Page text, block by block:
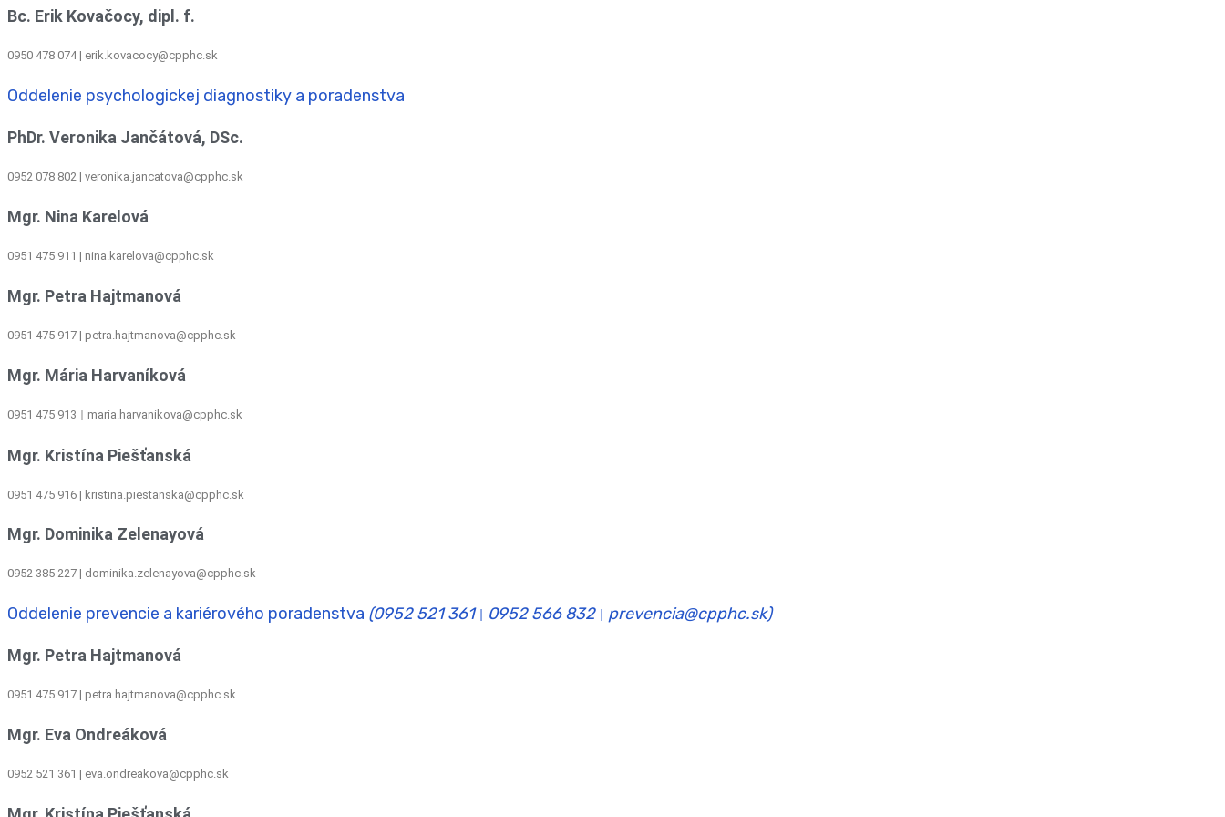
Bc. Erik Kovačocy, dipl. f.
0950 478 074 | erik.kovacocy@cpphc.sk
Oddelenie psychologickej diagnostiky a poradenstva
PhDr. Veronika Jančátová, DSc.
0952 078 802 | veronika.jancatova@cpphc.sk
Mgr. Nina Karelová
0951 475 911 | nina.karelova@cpphc.sk
Mgr. Petra Hajtmanová
0951 475 917 | petra.hajtmanova@cpphc.sk
Mgr. Mária Harvaníková
0951 475 913 maria.harvanikova@cpphc.sk
Mgr. Kristína Piešťanská
0951 475 916 | kristina.piestanska@cpphc.sk
Mgr. Dominika Zelenayová
0952 385 227 | dominika.zelenayova@cpphc.sk
Oddelenie prevencie a kariérového poradenstva (0952 521 361 0952 566 832 prevencia@cpphc.sk)
Mgr. Petra Hajtmanová
0951 475 917 | petra.hajtmanova@cpphc.sk
Mgr. Eva Ondreáková
0952 521 361 | eva.ondreakova@cpphc.sk